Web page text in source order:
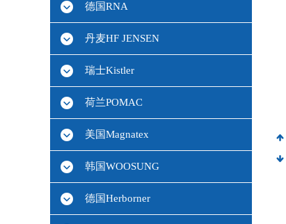
德国RNA
丹麦HF JENSEN
瑞士Kistler
荷兰POMAC
美国Magnatex
韩国WOOSUNG
德国Herborner